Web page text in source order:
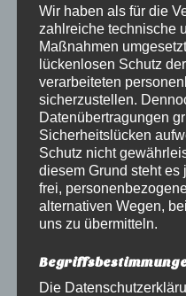
Wir beraten und
Leave a comment
Neuer Kran
Kantemir
Posted onMärz 15, 2022
Am Dienstag, den
in Ascheberg ab
verspätetest
Wir haben als für die
zahlreiche technische
Maßnahmen
lückenlosen Schutz
verarbeiteten
sicherzustellen.
Datenübertragungen
Sicherheitslücken
Schutz nicht
diesem Grund steht es
frei,
alternativen Wegen,
uns zu übermitteln.
Die